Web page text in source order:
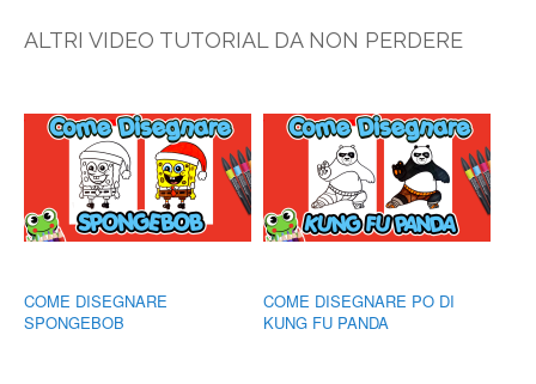
ALTRI VIDEO TUTORIAL DA NON PERDERE
COME DISEGNARE
SPONGEBOB
COME DISEGNARE PO DI
KUNG FU PANDA